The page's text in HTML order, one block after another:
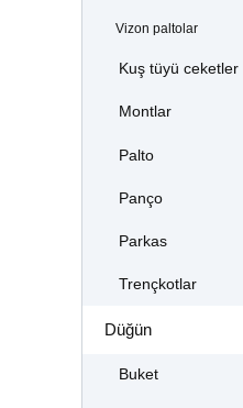
Vizon paltolar
Kuş tüyü ceketler
Montlar
Palto
Panço
Parkas
Trençkotlar
Düğün
Buket